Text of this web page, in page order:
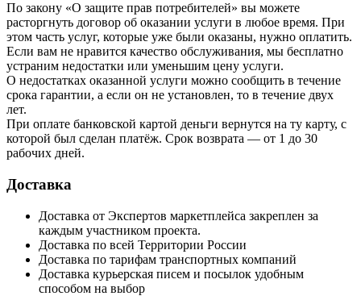
По закону «О защите прав потребителей» вы можете
расторгнуть договор об оказании услуги в любое время. При
этом часть услуг, которые уже были оказаны, нужно оплатить.
Если вам не нравится качество обслуживания, мы бесплатно
устраним недостатки или уменьшим цену услуги.
О недостатках оказанной услуги можно сообщить в течение
срока гарантии, а если он не установлен, то в течение двух
лет.
При оплате банковской картой деньги вернутся на ту карту, с
которой был сделан платёж. Срок возврата — от 1 до 30
рабочих дней.
Доставка
Доставка от Экспертов маркетплейса закреплен за
каждым участником проекта.
Доставка по всей Территории России
Доставка по тарифам транспортных компаний
Доставка курьерская писем и посылок удобным
способом на выбор